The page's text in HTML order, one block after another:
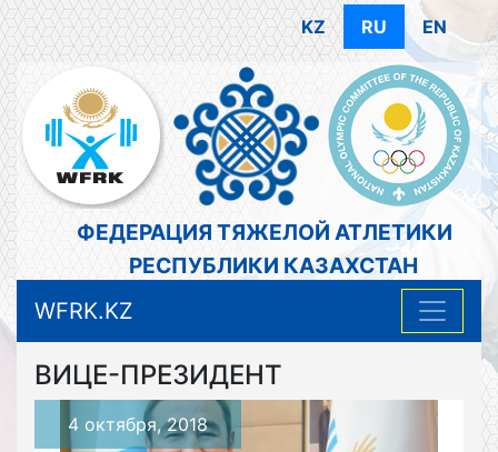
KZ RU EN
ФЕДЕРАЦИЯ ТЯЖЕЛОЙ АТЛЕТИКИ
РЕСПУБЛИКИ КАЗАХСТАН
WFRK.KZ
ВИЦЕ-ПРЕЗИДЕНТ
4 октября, 2018